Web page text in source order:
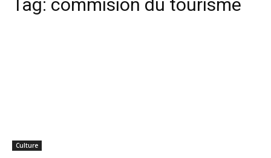
Tag: commision du tourisme
Culture